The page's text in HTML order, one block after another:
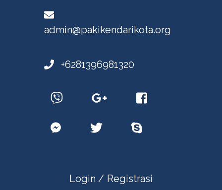
admin@pakikendarikota.org
+6281396981320
Login / Registrasi